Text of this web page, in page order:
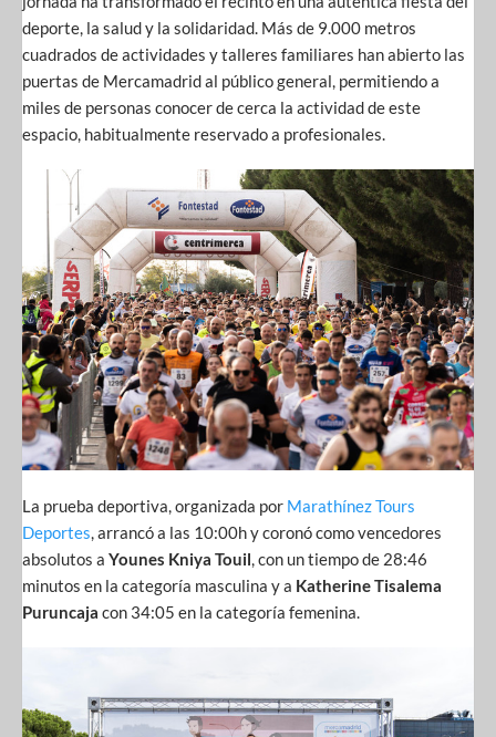
deporte, la salud y la solidaridad. Más de 9.000 metros
cuadrados de actividades y talleres familiares han abierto las
puertas de Mercamadrid al público general, permitiendo a
miles de personas conocer de cerca la actividad de este
espacio, habitualmente reservado a profesionales.
La prueba deportiva, organizada por Marathínez Tours
Deportes, arrancó a las 10:00h y coronó como vencedores
absolutos a Younes Kniya Touil, con un tiempo de 28:46
minutos en la categoría masculina y a Katherine Tisalema
Puruncaja con 34:05 en la categoría femenina.